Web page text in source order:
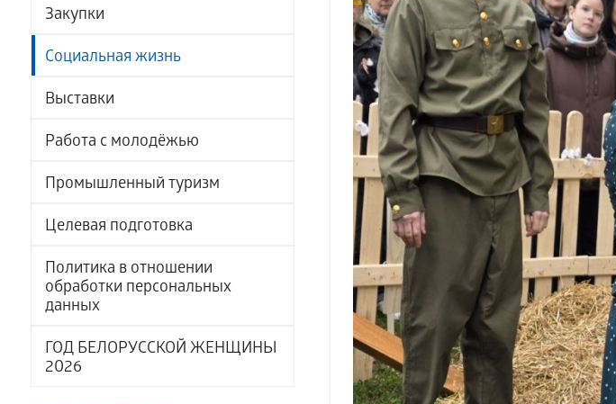
Закупки
Социальная жизнь
Выставки
Работа с молодёжью
Промышленный туризм
Целевая подготовка
Политика в отношении
обработки персональных
данных
ГОД БЕЛОРУССКОЙ ЖЕНЩИНЫ
2026